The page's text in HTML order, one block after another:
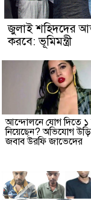
জুলাই শহিদদের
করবে: ভূমিমন্ত্রী
আন্দোলনে যোগ দিতে ১
নিয়েছেন? অভিযোগ
জবাব উরফি জাভেদের